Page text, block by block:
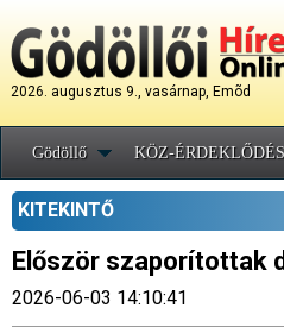
2026. augusztus 9., vasárnap, Emõd
Gödöllő KÖZ-ÉRDEKLŐDÉS
KITEKINTŐ
Először szaporítottak
2026-06-03 14:10:41